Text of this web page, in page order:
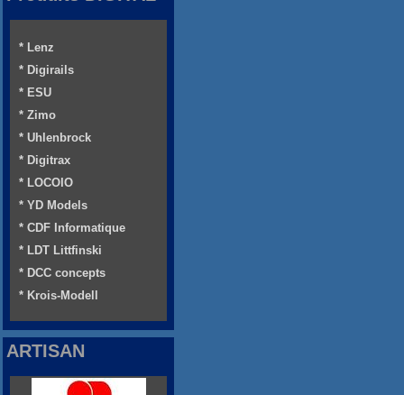
* Lenz
* Digirails
* ESU
* Zimo
* Uhlenbrock
* Digitrax
* LOCOIO
* YD Models
* CDF Informatique
* LDT Littfinski
* DCC concepts
* Krois-Modell
ARTISAN